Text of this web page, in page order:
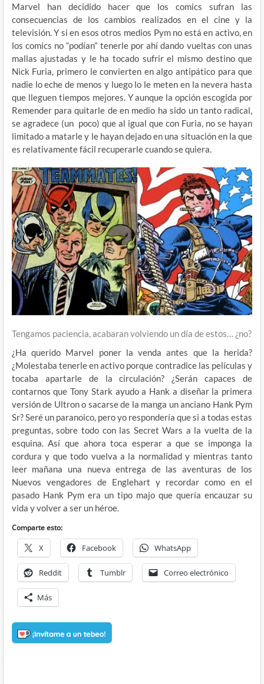
Marvel han decidido hacer que los comics sufran las
consecuencias de los cambios realizados en el cine y la
televisión. Y si en esos otros medios Pym no está en activo, en
los comics no “podían” tenerle por ahí dando vueltas con unas
mallas ajustadas y le ha tocado sufrir el mismo destino que
Nick Furia, primero le convierten en algo antipático para que
nadie lo eche de menos y luego lo le meten en la nevera hasta
que lleguen tiempos mejores. Y aunque la opción escogida por
Remender para quitarle de en medio ha sido un tanto radical,
se agradece (un poco) que al igual que con Furia, no se hayan
limitado a matarle y le hayan dejado en una situación en la que
es relativamente fácil recuperarle cuando se quiera.
Tengamos paciencia, acabaran volviendo un día de estos… ¿no?
¿Ha querido Marvel poner la venda antes que la herida?
¿Molestaba tenerle en activo porque contradice las películas y
tocaba apartarle de la circulación? ¿Serán capaces de
contarnos que Tony Stark ayudo a Hank a diseñar la primera
versión de Ultron o sacarse de la manga un anciano Hank Pym
Sr? Seré un paranoico, pero yo respondería que si a todas estas
preguntas, sobre todo con las Secret Wars a la vuelta de la
esquina. Así que ahora toca esperar a que se imponga la
cordura y que todo vuelva a la normalidad y mientras tanto
leer mañana una nueva entrega de las aventuras de los
Nuevos vengadores de Englehart y recordar como en el
pasado Hank Pym era un tipo majo que quería encauzar su
vida y volver a ser un héroe.
Comparte esto:
X Facebook WhatsApp
Reddit Tumblr Correo electrónico
Más